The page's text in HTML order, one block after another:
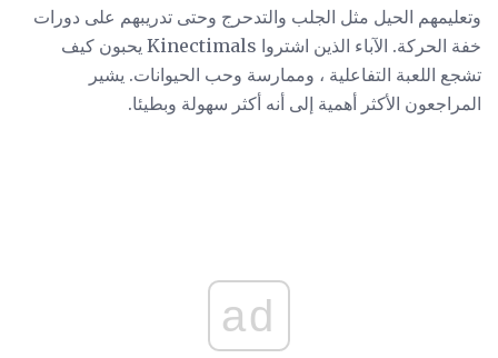
وتعليمهم الحيل مثل الجلب والتدحرج وحتى تدريبهم على دورات
خفة الحركة. الآباء الذين اشتروا Kinectimals يحبون كيف
تشجع اللعبة التفاعلية ، وممارسة وحب الحيوانات. يشير
المراجعون الأكثر أهمية إلى أنه أكثر سهولة وبطيئا.
ad